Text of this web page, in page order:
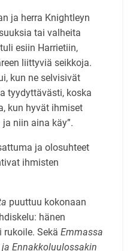
ja herra Knightleyn
tai valheita
esiin Harrietiin,
liittyviä seikkoja.
kun ne selvisivät
tyydyttävästi, koska
kun hyvät ihmiset
niin aina käy”.
ja olosuhteet
ihmisten
puuttuu kokonaan
hänen
rukoile. Sekä Emmassa
ja Ennakkoluulossakin